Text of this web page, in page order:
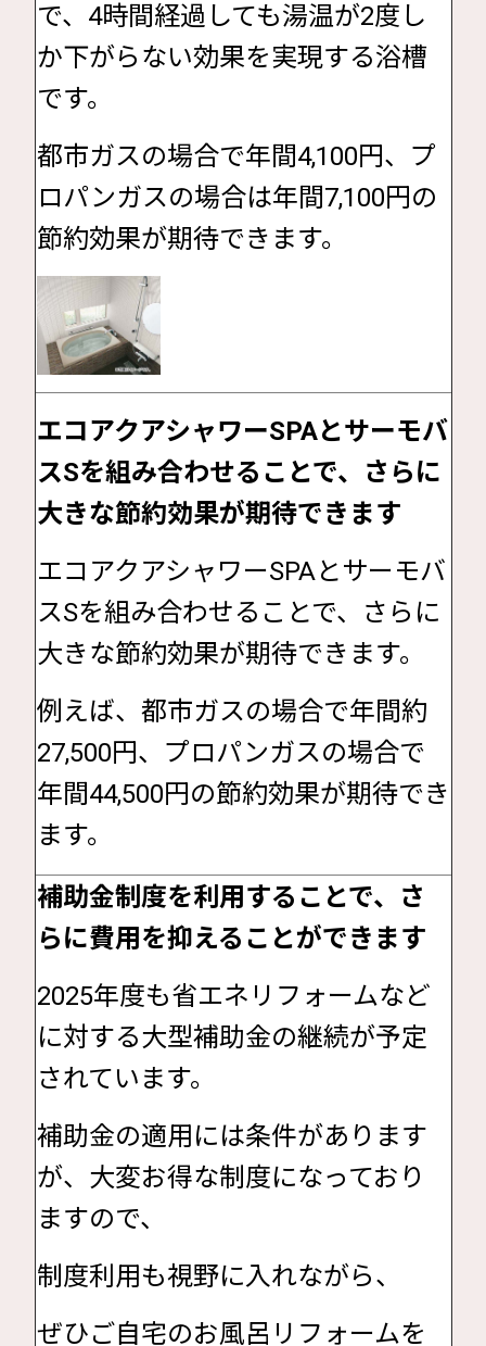
で、4時間経過しても湯温が2度し
か下がらない効果を実現する浴槽
です。
都市ガスの場合で年間4,100円、プ
ロパンガスの場合は年間7,100円の
節約効果が期待できます。
エコアクアシャワーSPAとサーモバ
スSを組み合わせることで、
さらに
大きな節約効果が期待できます
エコアクアシャワーSPAとサーモバ
スSを組み合わせることで、さらに
大きな節約効果が期待できます。
例えば、都市ガスの場合で年間約
27,500円、プロパンガスの場合で
年間44,500円の節約効果が期待でき
ます。
補助金制度を利用することで、さ
らに費用を抑えることができます
2025年度も省エネリフォームなど
に対する大型補助金の継続が予定
されています。
補助金の適用には条件があります
が、大変お得な制度になっており
ますので、
制度利用も視野に入れながら、
ぜひご自宅のお風呂リフォームを